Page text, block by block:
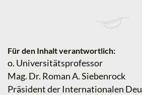
Für den Inhalt verantwortlich:
o. Universitätsprofessor
Mag. Dr. Roman A. Siebenrock
Präsident der Internationalen